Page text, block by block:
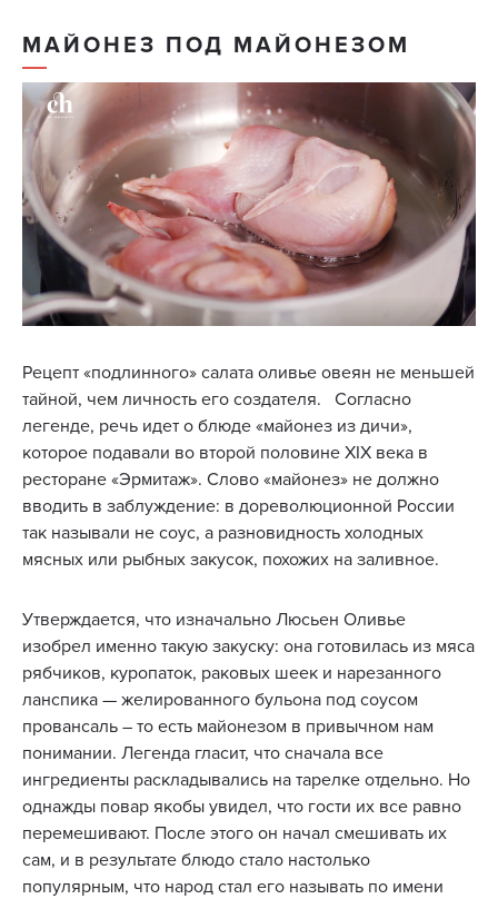
МАЙОНЕЗ ПОД МАЙОНЕЗОМ
Рецепт «подлинного» салата оливье овеян не меньшей
тайной, чем личность его создателя. Согласно
легенде, речь идет о блюде «майонез из дичи»,
которое подавали во второй половине XIX века в
ресторане «Эрмитаж». Слово «майонез» не должно
вводить в заблуждение: в дореволюционной России
так называли не соус, а разновидность холодных
мясных или рыбных закусок, похожих на заливное.
Утверждается, что изначально Люсьен Оливье
изобрел именно такую закуску: она готовилась из мяса
рябчиков, куропаток, раковых шеек и нарезанного
ланспика — желированного бульона под соусом
провансаль – то есть майонезом в привычном нам
понимании. Легенда гласит, что сначала все
ингредиенты раскладывались на тарелке отдельно. Но
однажды повар якобы увидел, что гости их все равно
перемешивают. После этого он начал смешивать их
сам, и в результате блюдо стало настолько
популярным, что народ стал его называть по имени